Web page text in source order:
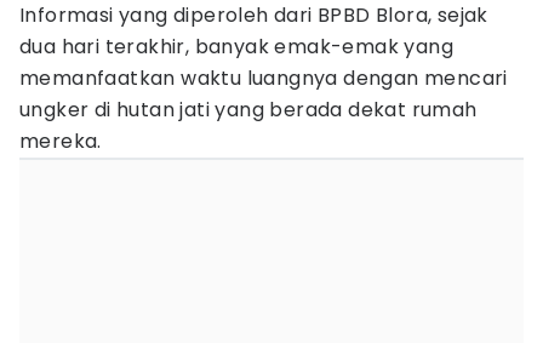
Informasi yang diperoleh dari BPBD Blora, sejak
dua hari terakhir, banyak emak-emak yang
memanfaatkan waktu luangnya dengan mencari
ungker di hutan jati yang berada dekat rumah
mereka.